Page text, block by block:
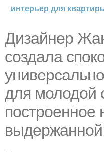
интерьер для
Дизайнер
создала
для молодой
построенное
выдержанной